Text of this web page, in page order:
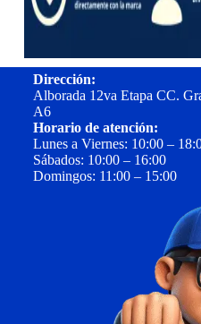
Dirección:
Alborada 12va Etapa CC.
A6
Horario de atención:
Lunes a Viernes: 10:00 –
Sábados: 10:00 – 16:00
Domingos: 11:00 – 15:00